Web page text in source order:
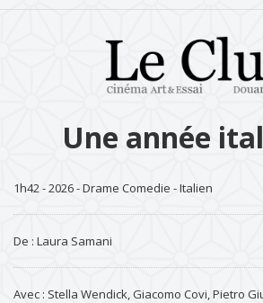
Une année
1h42 - 2026 - Drame Comedie - Italien
De : Laura Samani
Avec : Stella Wendick, Giacomo Covi, Pietro